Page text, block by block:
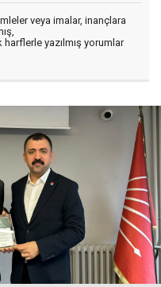
veya imalar, inançlara
yazılmış yorumlar